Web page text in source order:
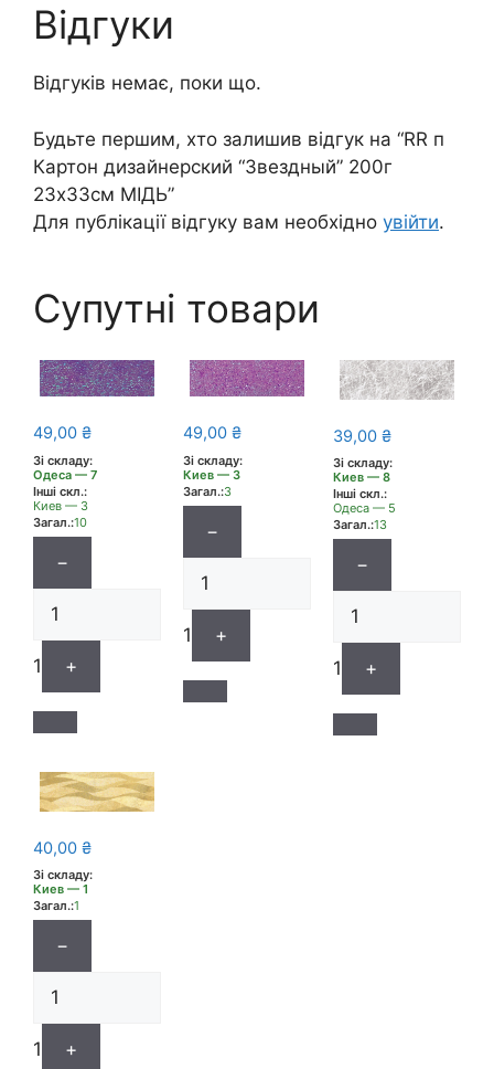
Відгуки
Відгуків немає, поки що.
Будьте першим, хто залишив відгук на “RR п
Картон дизайнерский “Звездный” 200г
23х33см МІДЬ”
Для публікації відгуку вам необхідно увійти.
Супутні товари
49,00 ₴
Зі складу:
Одеса — 7
Інші скл.:
Киев — 3
Загал.:10
−
1 +
49,00 ₴
Зі складу:
Киев — 3
Загал.:3
−
1 +
39,00 ₴
Зі складу:
Киев — 8
Інші скл.:
Одеса — 5
Загал.:13
−
1 +
40,00 ₴
Зі складу:
Киев — 1
Загал.:1
−
1 +